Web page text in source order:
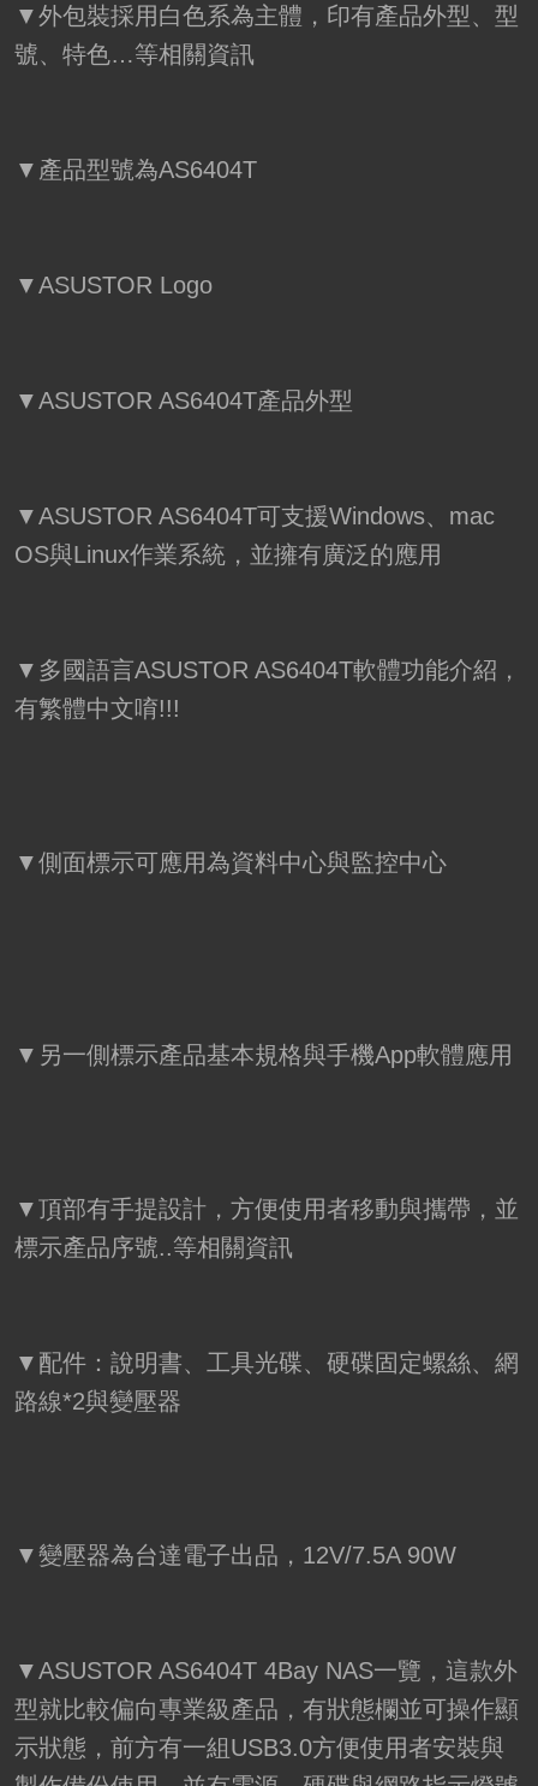
▼外包裝採用白色系為主體，印有產品外型、型
號、特色…等相關資訊
▼產品型號為AS6404T
▼ASUSTOR Logo
▼ASUSTOR AS6404T產品外型
▼ASUSTOR AS6404T可支援Windows、mac
OS與Linux作業系統，並擁有廣泛的應用
▼多國語言ASUSTOR AS6404T軟體功能介紹，
有繁體中文唷!!!
▼側面標示可應用為資料中心與監控中心
▼另一側標示產品基本規格與手機App軟體應用
▼頂部有手提設計，方便使用者移動與攜帶，並
標示產品序號..等相關資訊
▼配件：說明書、工具光碟、硬碟固定螺絲、網
路線*2與變壓器
▼變壓器為台達電子出品，12V/7.5A 90W
▼ASUSTOR AS6404T 4Bay NAS一覽，這款外
型就比較偏向專業級產品，有狀態欄並可操作顯
示狀態，前方有一組USB3.0方便使用者安裝與